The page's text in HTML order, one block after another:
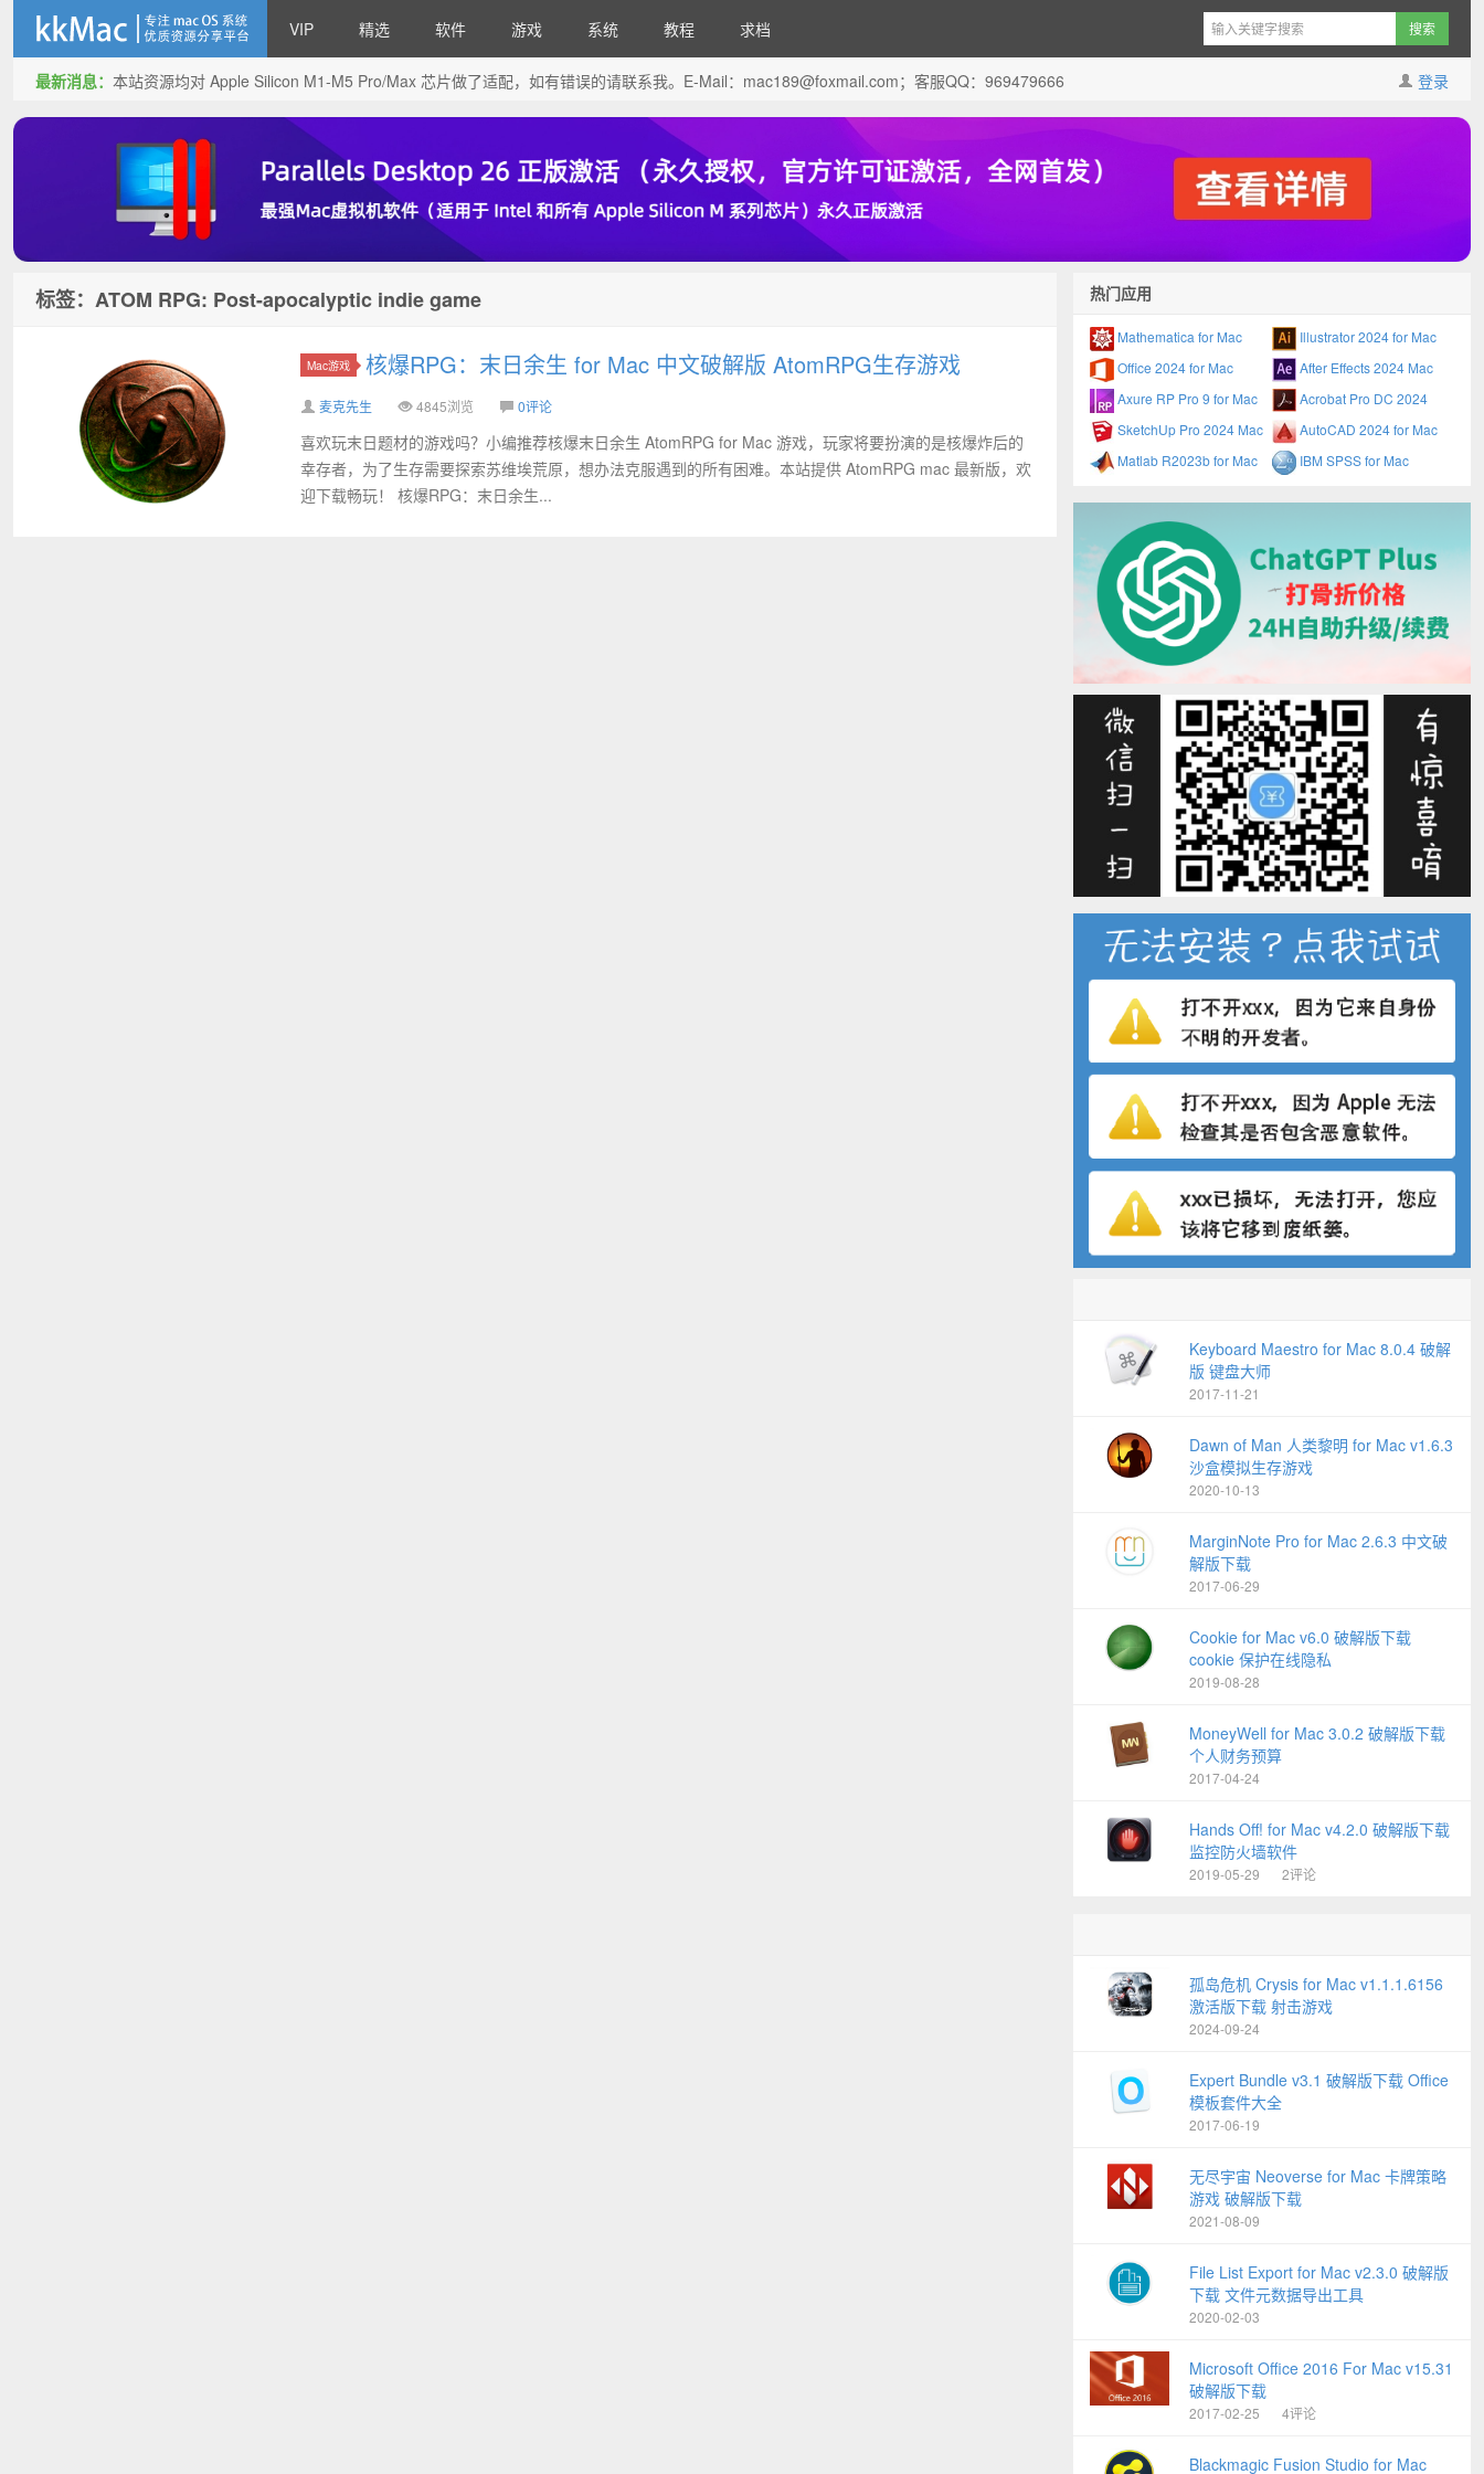
kkMac
VIP 精选 软件 游戏 系统 教程 求档
登录
最新消息： 本站资源均对 Apple Silicon M1-M5 Pro/Max 芯片做了适配，如有错误的请联系我。E-Mail： mac189@foxmail.com；客服QQ：969479666
标签：ATOM RPG: Post-apocalyptic indie game
Mac游戏 核爆RPG：末日余生 for Mac 中文破解版 AtomRPG生存游戏
麦克先生 4845浏览 0评论
喜欢玩末日题材的游戏吗？小编推荐核爆末日余生 AtomRPG for Mac 游戏，玩家将要扮演的是核爆炸后的
幸存者，为了生存需要探索苏维埃荒原，想办法克服遇到的所有困难。本站提供 AtomRPG mac 最新版，欢
迎下载畅玩！ 核爆RPG：末日余生...
热门应用
Mathematica for Mac
Illustrator 2024 for Mac
Office 2024 for Mac
After Effects 2024 Mac
Axure RP Pro 9 for Mac
Acrobat Pro DC 2024
SketchUp Pro 2024 Mac
AutoCAD 2024 for Mac
Matlab R2023b for Mac
IBM SPSS for Mac
Keyboard Maestro for Mac 8.0.4 破解
版 键盘大师
2017-11-21
Dawn of Man 人类黎明 for Mac v1.6.3
沙盒模拟生存游戏
2020-10-13
MarginNote Pro for Mac 2.6.3 中文破
解版下载
2017-06-29
Cookie for Mac v6.0 破解版下载
cookie 保护在线隐私
2019-08-28
MoneyWell for Mac 3.0.2 破解版下载
个人财务预算
2017-04-24
Hands Off! for Mac v4.2.0 破解版下载
监控防火墙软件
2019-05-29 2评论
孤岛危机 Crysis for Mac v1.1.1.6156
激活版下载 射击游戏
2024-09-24
Expert Bundle v3.1 破解版下载 Office
模板套件大全
2017-06-19
无尽宇宙 Neoverse for Mac 卡牌策略
游戏 破解版下载
2021-08-09
File List Export for Mac v2.3.0 破解版
下载 文件元数据导出工具
2020-02-03
Microsoft Office 2016 For Mac v15.31
破解版下载
2017-02-25 4评论
Blackmagic Fusion Studio for Mac